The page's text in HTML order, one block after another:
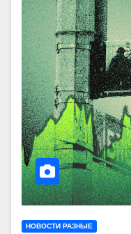
НОВОСТИ РАЗНЫЕ